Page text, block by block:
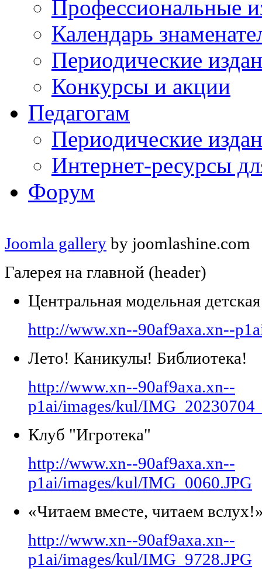
Профессиональные
Календарь
Периодические
Конкурсы и акции
Педагогам
Периодические
Интернет-ресурсы
Форум
Joomla gallery by joomlashine.com
Галерея на главной (header)
Центральная модельная
http://www.xn--90af9axa.xn--
Лето! Каникулы! Библиотека!
http://www.xn--90af9axa.xn--
p1ai/images/kul/
Клуб "Игротека"
http://www.xn--90af9axa.xn--
p1ai/images/kul/IMG_0060.JPG
«Читаем вместе, читаем
http://www.xn--90af9axa.xn--
p1ai/images/kul/IMG_9728.JPG